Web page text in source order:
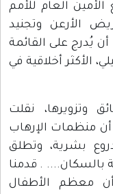
العام للأمم
الأرعن وتجنيد
يُدرج على القائمة
الأكثر أخلاقية في
وتزويرها، نقلت
منظمات الإرهاب
بشرية، وتطلق
بالسكان.... . قدمنا
أن معظم الأطفال